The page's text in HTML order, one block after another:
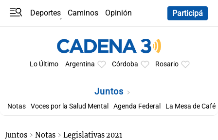
Deportes Caminos
Opinión
Participá
Lo Último Argentina Córdoba Rosario
Juntos
Notas Voces por la Salud Mental Agenda Federal La Mesa de Café
Juntos Notas Legislativas 2021